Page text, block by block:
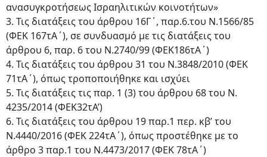
ανασυγκροτήσεως Ισραηλιτικών κοινοτήτων»
3. Τις διατάξεις του άρθρου 16Γ΄, παρ.6.του Ν.1566/85
(ΦΕΚ 167τΑ΄), σε συνδυασμό με τις διατάξεις του
άρθρου 6, παρ. 6 του Ν.2740/99 (ΦΕΚ186τΑ΄)
4. Τις διατάξεις του άρθρου 31 του Ν.3848/2010 (ΦΕΚ
71τΑ΄), όπως τροποποιήθηκε και ισχύει
5. Τις διατάξεις τις παρ. 1 (3) του άρθρου 68 του Ν.
4235/2014 (ΦΕΚ32τΑ’)
6. Τις διατάξεις του άρθρου 19 παρ.1 περ. κβ’ του
Ν.4440/2016 (ΦΕΚ 224τΑ΄), όπως προστέθηκε με το
άρθρο 3 παρ.1 του Ν.4473/2017 (ΦΕΚ 78τΑ΄)